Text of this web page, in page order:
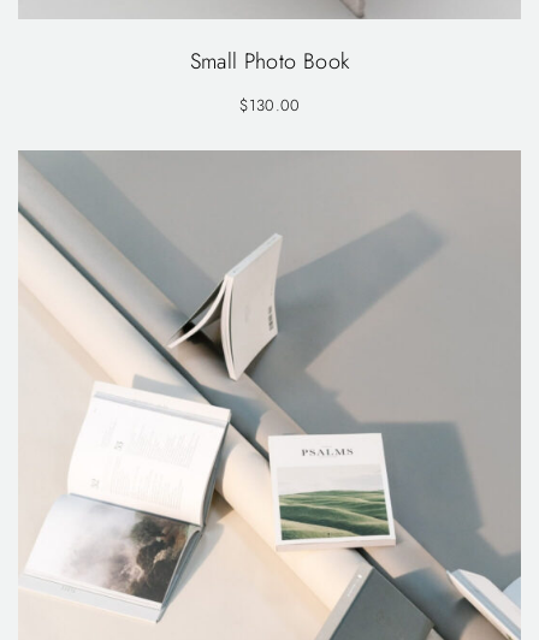
Small Photo Book
$130.00